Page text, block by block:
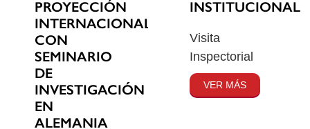
PROYECCIÓN
INTERNACIONAL
CON
SEMINARIO
DE
INVESTIGACIÓN
EN
ALEMANIA
INSTITUCIONAL
Visita
Inspectorial
VER MÁS